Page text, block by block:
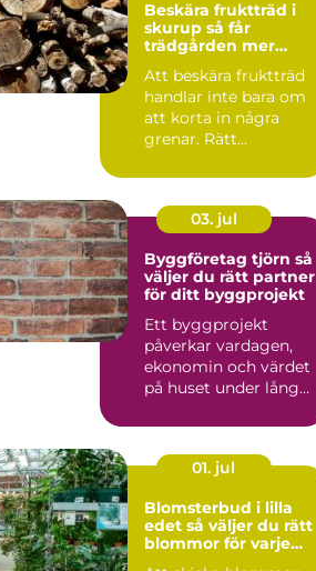
Beskära fruktträd i
skurup så får
trädgården mer
problem
Att beskära fruktträd
handlar inte bara om
att korta in några
grenar. Rätt
träde...
03. jul
Byggföretag tjörn så
väljer du rätt partner
för ditt byggprojekt
Ett byggprojekt
påverkar vardagen,
ekonomin och värdet
på huset under lång
v...
01. jul
Blomsterbud i lilla
edet så väljer du rätt
blommor för varje